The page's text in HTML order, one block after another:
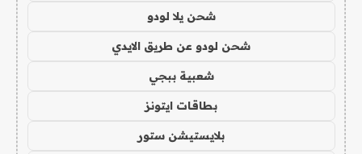
شحن يلا لودو
شحن لودو عن طريق الايدي
شعبية ببجي
بطاقات ايتونز
بلايستيشن ستور